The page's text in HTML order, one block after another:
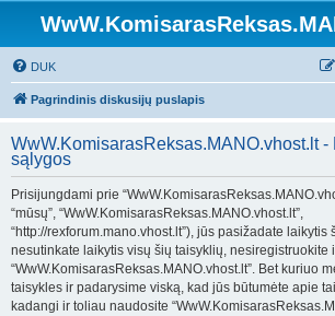
DUK
Pagrindinis diskusijų puslapis
WwW.KomisarasReksas.MANO.vhost.lt -
sąlygos
Prisijungdami prie
“mūsų”, “WwW.KomisarasReksas.MANO.vhost.lt”,
“http://rexforum.mano.vhost.lt”), jūs pasižadate laikytis
nesutinkate laikytis visų šių taisyklių, nesiregistruokite
“WwW.KomisarasReksas.MANO.vhost.lt”. Bet kuriuo
taisykles ir padarysime viską, kad jūs būtumėte apie
kadangi ir toliau naudosite